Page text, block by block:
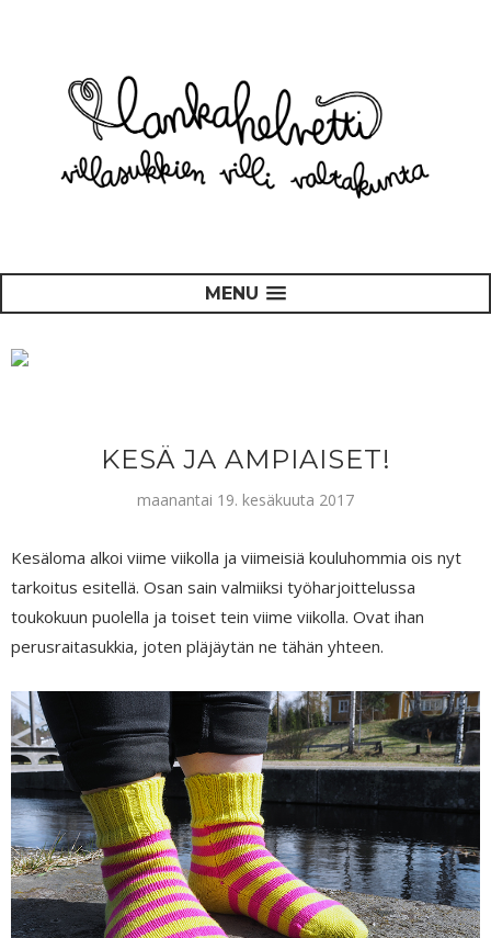
MENU
KESÄ JA AMPIAISET!
maanantai 19. kesäkuuta 2017
Kesäloma alkoi viime viikolla ja viimeisiä kouluhommia ois nyt
tarkoitus esitellä. Osan sain valmiiksi työharjoittelussa
toukokuun puolella ja toiset tein viime viikolla. Ovat ihan
perusraitasukkia, joten pläjäytän ne tähän yhteen.